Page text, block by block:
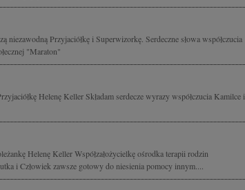
niezawodną Przyjaciółkę i Superwizorkę. Serdeczne słowa współczucia
"Maraton"
Helenę Keller Składam serdecze wyrazy współczucia Kamilce i
Helenę Keller Współzałożycielkę ośrodka terapii rodzin
i Człowiek zawsze gotowy do niesienia pomocy innym....